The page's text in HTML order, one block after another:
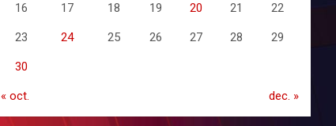
16 17 18 19 20 21 22
23 24 25 26 27 28 29
30
« oct. dec. »